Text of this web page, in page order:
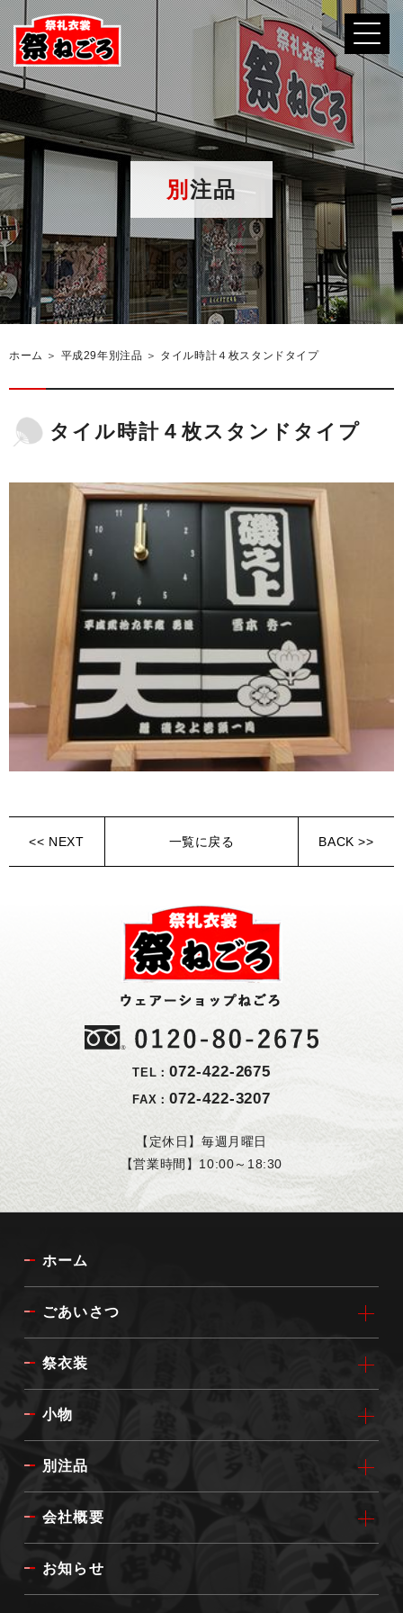
別注品
ホーム ＞ 平成29年別注品 ＞ タイル時計４枚スタンドタイプ
タイル時計４枚スタンドタイプ
<< NEXT 一覧に戻る BACK >>
TEL：072-422-2675
FAX：072-422-3207
【定休日】毎週月曜日
【営業時間】10:00～18:30
ホーム
ごあいさつ
祭衣装
小物
別注品
会社概要
お知らせ